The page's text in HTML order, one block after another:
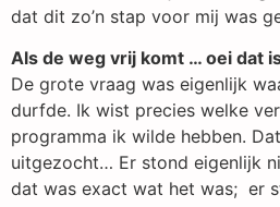
dat dit zo’n stap voor mij was
Als de weg vrij komt … oei dat
De grote vraag was eigenlijk
durfde. Ik wist precies welke
programma ik wilde hebben.
uitgezocht… Er stond eigenlijk
dat was exact wat het was; er